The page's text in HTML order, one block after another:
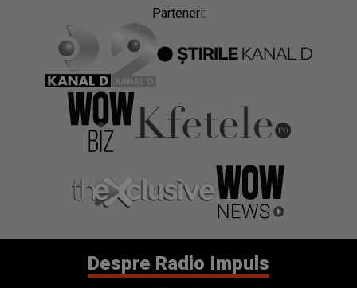
Parteneri:
Despre Radio Impuls